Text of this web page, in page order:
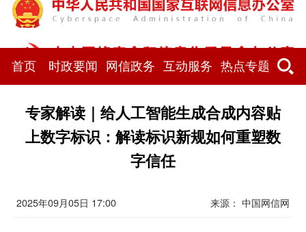
首页 时政要闻 网信政务 互动服务 热点专题
专家解读｜给人工智能生成合成内容贴
上数字标识：解读标识新规如何重塑数
字信任
2025年09月05日 17:00 来源：中国网信网